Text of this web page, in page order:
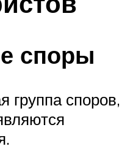
споры
группа споров,